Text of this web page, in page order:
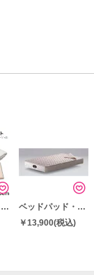
ベッドパッド・敷パッド
ベッドパッド・敷パッド
￥13,900(税込)